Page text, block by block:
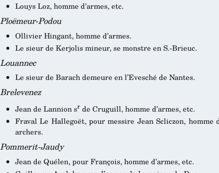
Louys Loz, homme d’armes, etc.
Ploëmeur-Podou
Ollivier Hingant, homme d’armes.
Le sieur de Kerjolis mineur, se monstre en S.-Brieuc.
Louannec
Le sieur de Barach demeure en l’Evesché de Nantes.
Brelevenez
Jean de Lannion srde Cruguill, homme d’armes, etc.
Fraval Le Hallegoët, pour messire Jean Scliczon, homme
archers.
Pommerit-Jaudy
Jean de Quélen, pour François, homme d’armes, etc.